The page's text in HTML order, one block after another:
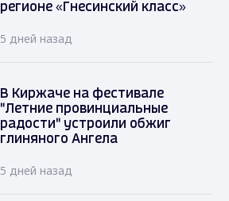
регионе «Гнесинский класс»
5 дней назад
В Киржаче на фестивале
"Летние провинциальные
радости" устроили обжиг
глиняного Ангела
5 дней назад